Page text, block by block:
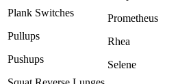
Plank Switches
Pullups
Pushups
Prometheus
Rhea
Selene